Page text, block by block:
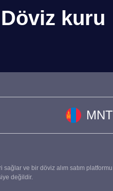
kuru
MNT
ve bir döviz alım satım platformu
değildir.